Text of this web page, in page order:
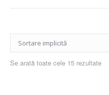
Se arată toate cele 15 rezultate